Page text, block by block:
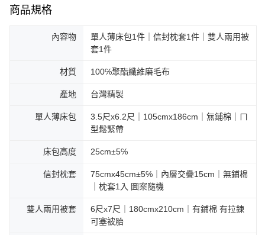
商品規格
內容物
單人薄床包1件｜信封枕套1件｜雙人兩用被
套1件
材質 100℅聚酯纖維磨毛布
產地 台灣精製
單人薄床包
3.5尺x6.2尺｜105cmx186cm｜無鋪棉｜ㄇ
型鬆緊帶
床包高度 25cm±5℅
信封枕套
75cmx45cm±5℅｜內層交疊15cm｜無鋪棉
｜枕套1入 圖案隨機
雙人兩用被套
6尺x7尺｜180cmx210cm｜有鋪棉 有拉鍊
可塞被胎